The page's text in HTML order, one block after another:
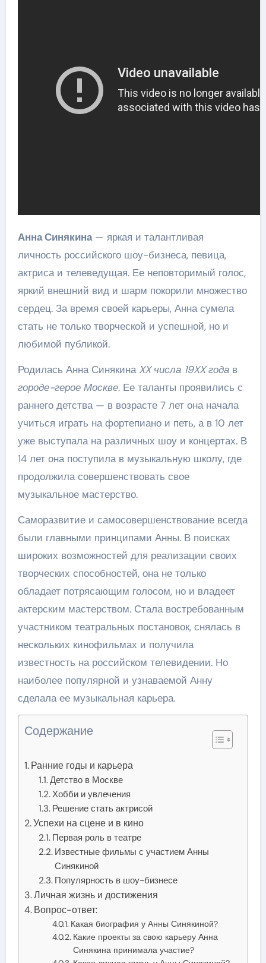
Анна Синякина— яркая и талантливая
личность российского шоу-бизнеса, певица,
актриса и телеведущая. Ее неповторимый голос,
яркий внешний вид и шарм покорили множество
сердец. За время своей карьеры, Анна сумела
стать не только творческой и успешной, но и
любимой публикой.
Родилась Анна Синякина XX числа 19XX годав
городе-герое Москве. Ее таланты проявились с
раннего детства — в возрасте 7 лет она начала
учиться играть на фортепиано и петь, а в 10 лет
уже выступала на различных шоу и концертах. В
14 лет она поступила в музыкальную школу, где
продолжила совершенствовать свое
музыкальное мастерство.
Саморазвитие и самосовершенствование всегда
были главными принципами Анны. В поисках
широких возможностей для реализации своих
творческих способностей, она не только
обладает потрясающим голосом, но и владеет
актерским мастерством. Стала востребованным
участником театральных постановок, снялась в
нескольких кинофильмах и получила
известность на российском телевидении. Но
наиболее популярной и узнаваемой Анну
сделала ее музыкальная карьера.
Содержание
Ранние годы и карьера
Детство в Москве
Хобби и увлечения
Решение стать актрисой
Успехи на сцене и в кино
Первая роль в театре
Известные фильмы с участием Анны
Синякиной
Популярность в шоу-бизнесе
Личная жизнь и достижения
Вопрос-ответ:
Какая биография у Анны Синякиной?
Какие проекты за свою карьеру Анна
Синякина принимала участие?